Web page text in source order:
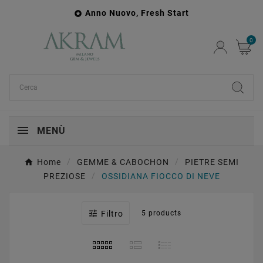
 Anno Nuovo, Fresh Start
0
MENÙ
Home GEMME & CABOCHON
PIETRE SEMI
PREZIOSE
OSSIDIANA FIOCCO DI NEVE
 Filtro 5 products